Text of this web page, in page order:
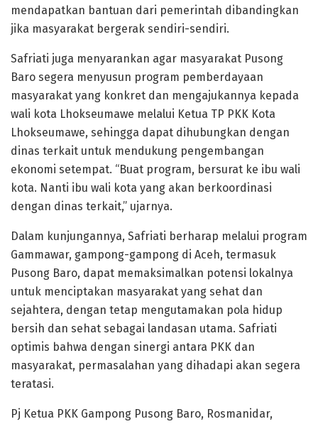
mendapatkan bantuan dari pemerintah dibandingkan
jika masyarakat bergerak sendiri-sendiri.
Safriati juga menyarankan agar masyarakat Pusong
Baro segera menyusun program pemberdayaan
masyarakat yang konkret dan mengajukannya kepada
wali kota Lhokseumawe melalui Ketua TP PKK Kota
Lhokseumawe, sehingga dapat dihubungkan dengan
dinas terkait untuk mendukung pengembangan
ekonomi setempat. “Buat program, bersurat ke ibu wali
kota. Nanti ibu wali kota yang akan berkoordinasi
dengan dinas terkait,” ujarnya.
Dalam kunjungannya, Safriati berharap melalui program
Gammawar, gampong-gampong di Aceh, termasuk
Pusong Baro, dapat memaksimalkan potensi lokalnya
untuk menciptakan masyarakat yang sehat dan
sejahtera, dengan tetap mengutamakan pola hidup
bersih dan sehat sebagai landasan utama. Safriati
optimis bahwa dengan sinergi antara PKK dan
masyarakat, permasalahan yang dihadapi akan segera
teratasi.
Pj Ketua PKK Gampong Pusong Baro, Rosmanidar,